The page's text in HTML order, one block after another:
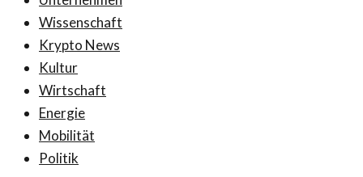
Wissenschaft
Krypto News
Kultur
Wirtschaft
Energie
Mobilität
Politik